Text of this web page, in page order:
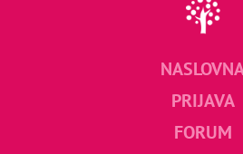
PRIJAVA
FORUM